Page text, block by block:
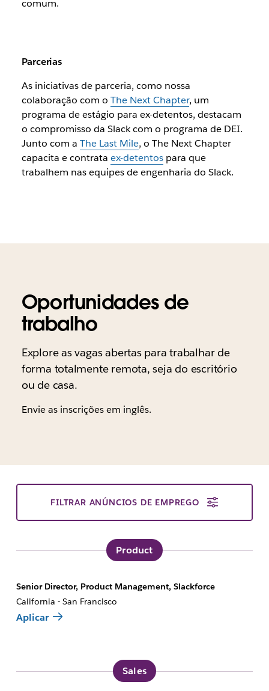
comum.
Parcerias
As iniciativas de parceria, como nossa
colaboração com o The Next Chapter, um
programa de estágio para ex-detentos, destacam
o compromisso da Slack com o programa de DEI.
Junto com a The Last Mile, o The Next Chapter
capacita e contrata ex-detentospara que
trabalhem nas equipes de engenharia do Slack.
Oportunidades de
trabalho
Explore as vagas abertas para trabalhar de
forma totalmente remota, seja do escritório
ou de casa.
Envie as inscrições em inglês.
FILTRAR ANÚNCIOS DE EMPREGO
Product
Senior Director, Product Management, Slackforce
California - San Francisco
Aplicar
Sales